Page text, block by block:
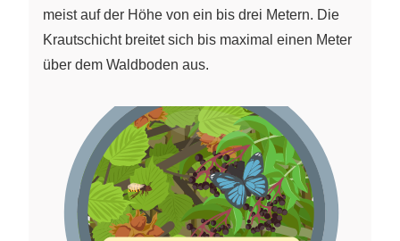
meist auf der Höhe von ein bis drei Metern. Die
Krautschicht breitet sich bis maximal einen Meter
über dem Waldboden aus.